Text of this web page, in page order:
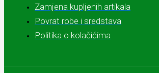
Zamjena kupljenih artikala
Povrat robe i sredstava
Politika o kolačićima